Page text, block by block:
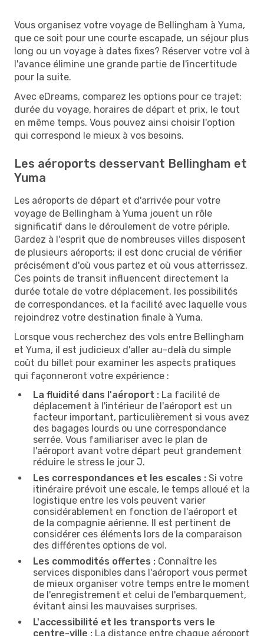
Vous organisez votre voyage de Bellingham à Yuma,
que ce soit pour une courte escapade, un séjour plus
long ou un voyage à dates fixes? Réserver votre vol à
l'avance élimine une grande partie de l'incertitude
pour la suite.
Avec eDreams, comparez les options pour ce trajet:
durée du voyage, horaires de départ et prix, le tout
en même temps. Vous pouvez ainsi choisir l'option
qui correspond le mieux à vos besoins.
Les aéroports desservant Bellingham et
Yuma
Les aéroports de départ et d'arrivée pour votre
voyage de Bellingham à Yuma jouent un rôle
significatif dans le déroulement de votre périple.
Gardez à l'esprit que de nombreuses villes disposent
de plusieurs aéroports; il est donc crucial de vérifier
précisément d'où vous partez et où vous atterrissez.
Ces points de transit influencent directement la
durée totale de votre déplacement, les possibilités
de correspondances, et la facilité avec laquelle vous
rejoindrez votre destination finale à Yuma.
Lorsque vous recherchez des vols entre Bellingham
et Yuma, il est judicieux d'aller au-delà du simple
coût du billet pour examiner les aspects pratiques
qui façonneront votre expérience :
La fluidité dans l'aéroport : La facilité de
déplacement à l'intérieur de l'aéroport est un
facteur important, particulièrement si vous avez
des bagages lourds ou une correspondance
serrée. Vous familiariser avec le plan de
l'aéroport avant votre départ peut grandement
réduire le stress le jour J.
Les correspondances et les escales : Si votre
itinéraire prévoit une escale, le temps alloué et la
logistique entre les vols peuvent varier
considérablement en fonction de l'aéroport et
de la compagnie aérienne. Il est pertinent de
considérer ces éléments lors de la comparaison
des différentes options de vol.
Les commodités offertes : Connaître les
services disponibles dans l'aéroport vous permet
de mieux organiser votre temps entre le moment
de l'enregistrement et celui de l'embarquement,
évitant ainsi les mauvaises surprises.
L'accessibilité et les transports vers le
centre-ville : La distance entre chaque aéroport